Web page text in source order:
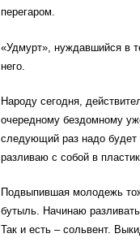
перегаром.
«Удмурт», нуждавшийся в
него.
Народу сегодня,
очередному бездомному
следующий раз надо будет
разливаю с собой в
Подвыпившая молодежь
бутыль. Начинаю
Так и есть – сольвент.